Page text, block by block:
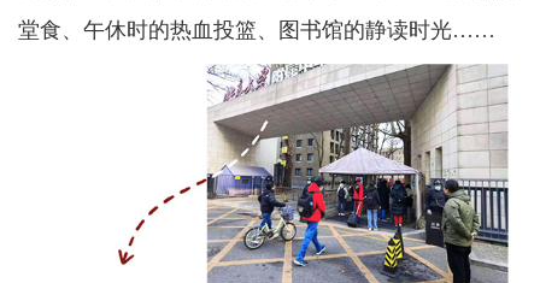
堂食、午休时的热血投篮、图书馆的静读时光……